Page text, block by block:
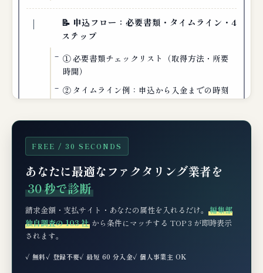
📝 申込フロー：必要書類・タイムライン・4
ステップ
① 必要書類チェックリスト（取得方法・所要
時間）
② タイムライン例：申込から入金までの時刻
単位フロー
③ 申込から入金までの4ステップ（公式フロ
ー）
📊 仕訳・税務処理（経理担当者向け）
例：500万円の売掛金を料率1.5%で入金
消費税の取扱い
🧪 編集部の実機検証コメント
FREE / 30 SECONDS
あなたに最適なファクタリング業者を
30 秒で診断
請求金額・支払サイト・あなたの属性を入れるだけ。 編集部
独自調査の 103 社 から条件にマッチする TOP 3 が即時表示
されます。
✓ 無料✓ 登録不要✓ 最短 60 分入金✓ 個人事業主 OK